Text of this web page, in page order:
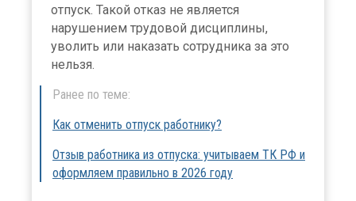
отпуск. Такой отказ не является
нарушением трудовой дисциплины,
уволить или наказать сотрудника за это
нельзя.
Ранее по теме:
Как отменить отпуск работнику?
Отзыв работника из отпуска: учитываем ТК РФ и
оформляем правильно в 2026 году